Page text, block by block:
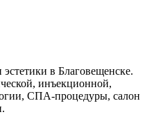
в Благовещенске.
инъекционной,
СПА-процедуры, салон